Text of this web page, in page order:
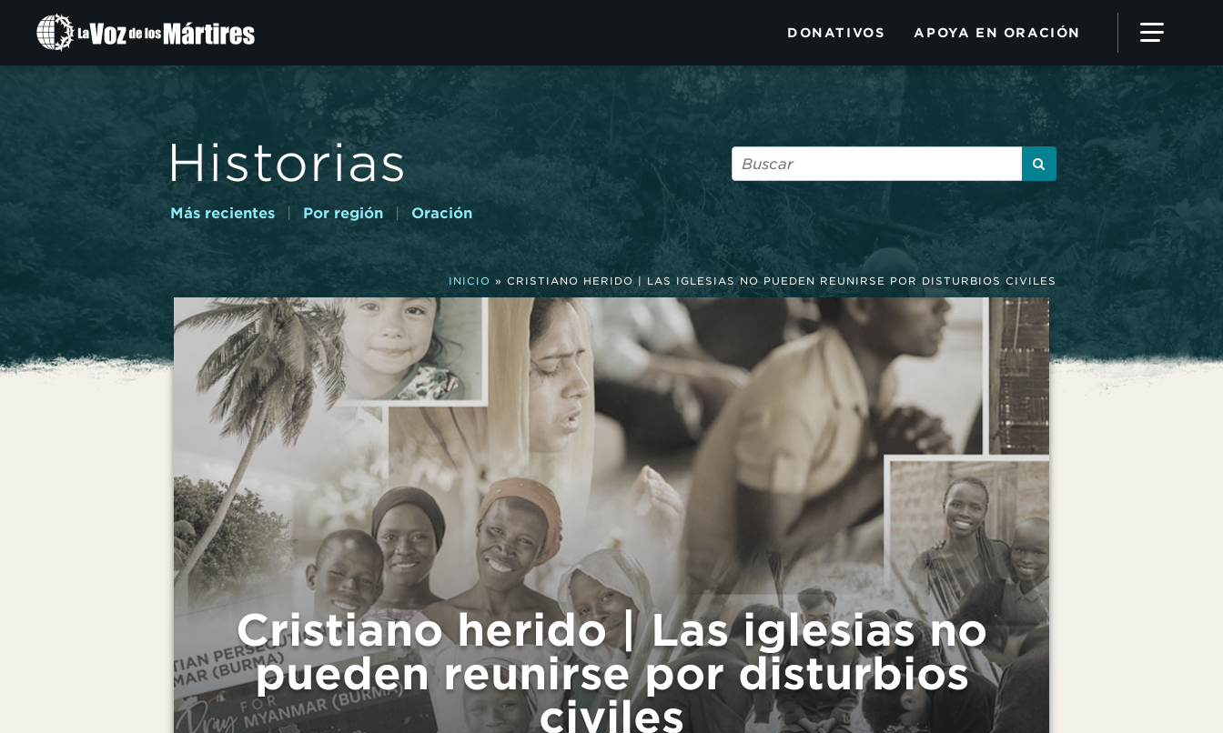
contenido
principal
DONATIVOS APOYA EN ORACIÓN
Historias
Más recientes Por región Oración
INICIO » CRISTIANO HERIDO | LAS IGLESIAS NO PUEDEN REUNIRSE POR DISTURBIOS CIVILES
Cristiano herido | Las iglesias no
pueden reunirse por disturbios
civiles